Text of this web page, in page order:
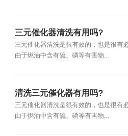
三元催化器清洗有用吗?
三元催化器清洗是很有效的，也是很有必
由于燃油中含有硫、磷等有害物...
清洗三元催化器有用吗?
三元催化器清洗是很有效的，也是很有必
由于燃油中含有硫、磷等有害物...